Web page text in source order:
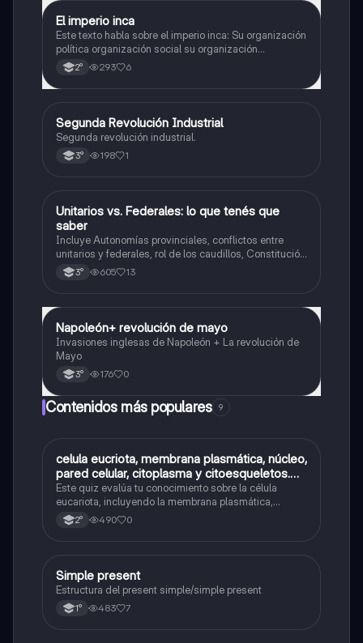
Historia
El imperio inca
Este texto habla sobre el imperio inca: Su organización
política organización social su organización
económica su y organización religiosa
2° 293 6
Historia
Segunda Revolución Industrial
Segunda revolución industrial.
3° 198 1
Historia
Unitarios vs. Federales: lo que tenés que
saber
Incluye Autonomías provinciales, conflictos entre
unitarios y federales, rol de los caudillos, Constitución
de 1826, figura de Dorrego y hegemonía de Rosas,
resumen, comparaciones y línea del tiempo.
3° 605 13
Historia
Napoleón+ revolución de mayo
Invasiones inglesas de Napoleón + La revolución de
Mayo
3° 176 0
Contenidos más populares 9
CBiología
celula eucriota, membrana plasmática, núcleo,
pared celular, citoplasma y citoesqueletos.
nombre se las partes de la celula eucariota
Este quiz evalúa tu conocimiento sobre la célula
eucariota, incluyendo la membrana plasmática,
núcleo, pared celular, citoplasma y citoesqueleto.
2° 490 0
Inglés
Simple present
Estructura del present simple/simple present
1° 483 7